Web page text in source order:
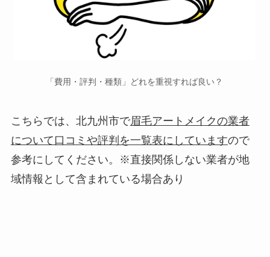
「費用・評判・種類」どれを重視すれば良い？
こちらでは、北九州市で眉毛アートメイクの業者
について口コミや評判を一覧表にしていますので
参考にしてください。※直接関係しない業者が地
域情報として含まれている場合あり